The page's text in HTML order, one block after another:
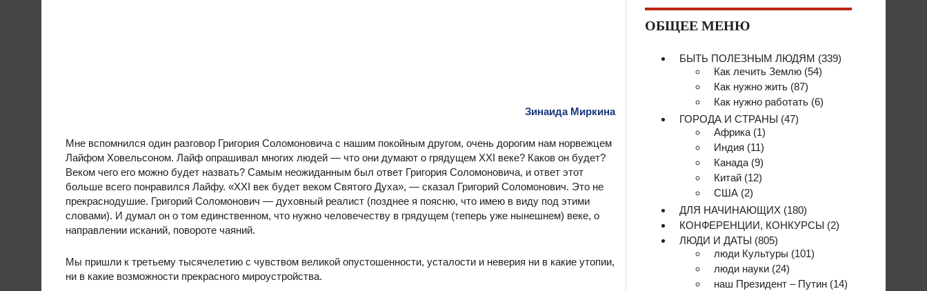
Зинаида Миркина
Мне вспомнился один разговор Григория Соломоновича с нашим покойным другом, очень дорогим нам норвежцем
Лайфом Ховельсоном. Лайф опрашивал многих людей — что они думают о грядущем XXI веке? Каков он будет?
Веком чего его можно будет назвать? Самым неожиданным был ответ Григория Соломоновича, и ответ этот
больше всего понравился Лайфу. «XXI век будет веком Святого Духа», — сказал Григорий Соломонович. Это не
прекраснодушие. Григорий Соломонович — духовный реалист (позднее я поясню, что имею в виду под этими
словами). И думал он о том единственном, что нужно человечеству в грядущем (теперь уже нынешнем) веке, о
направлении исканий, повороте чаяний.
Мы пришли к третьему тысячелетию с чувством великой опустошенности, усталости и неверия ни в какие утопии,
ни в какие возможности прекрасного мироустройства.
ОБЩЕЕ МЕНЮ
БЫТЬ ПОЛЕЗНЫМ ЛЮДЯМ (339)
Как лечить Землю (54)
Как нужно жить (87)
Как нужно работать (6)
ГОРОДА И СТРАНЫ (47)
Африка (1)
Индия (11)
Канада (9)
Китай (12)
США (2)
ДЛЯ НАЧИНАЮЩИХ (180)
КОНФЕРЕНЦИИ, КОНКУРСЫ (2)
ЛЮДИ И ДАТЫ (805)
люди Культуры (101)
люди науки (24)
наш Президент – Путин (14)